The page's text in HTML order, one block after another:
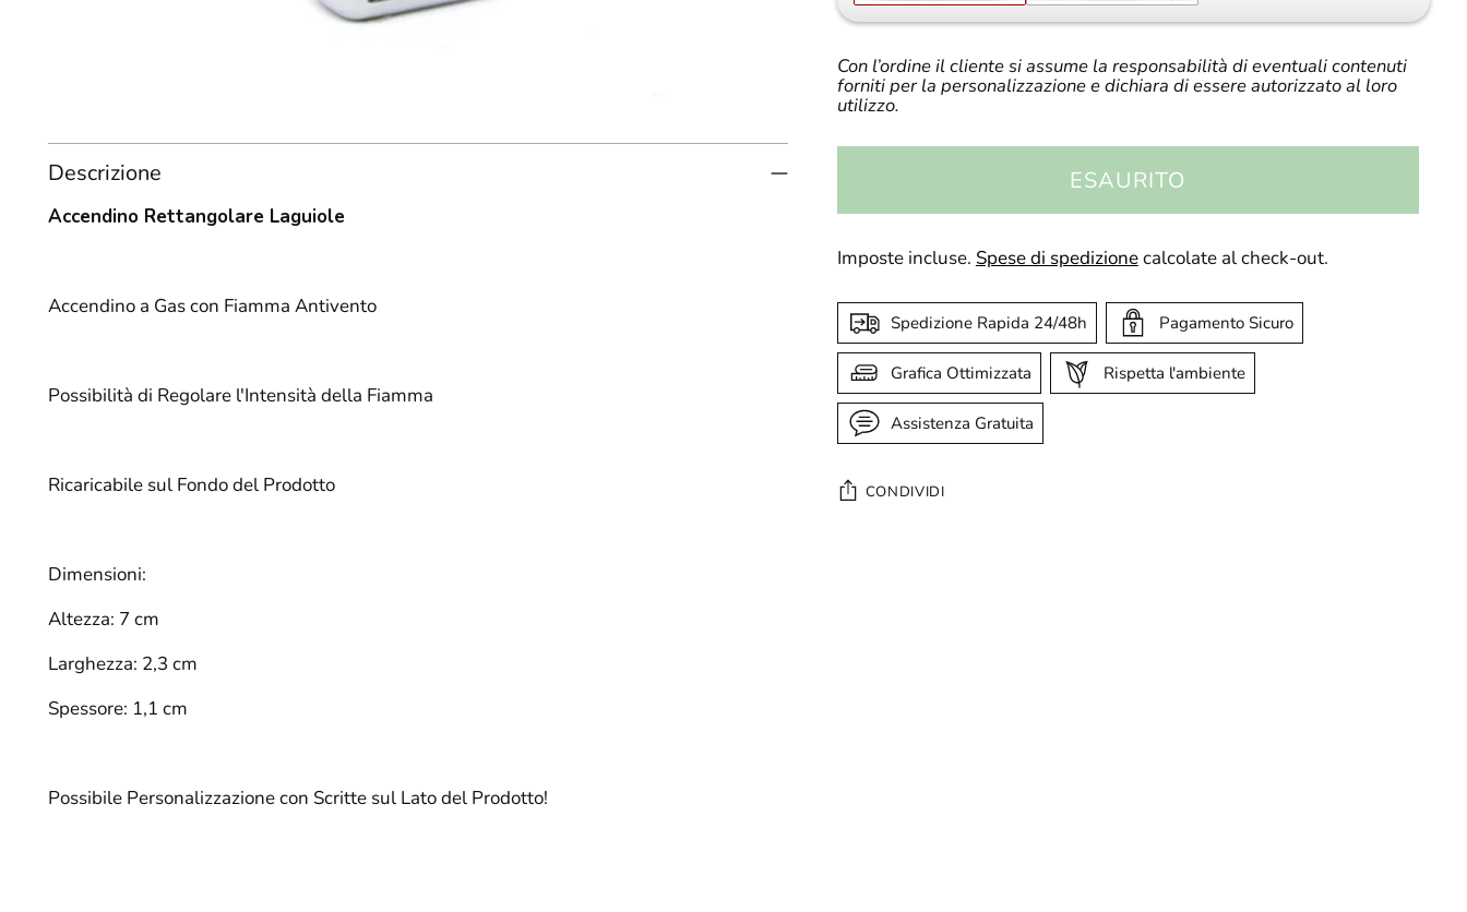
Descrizione
Accendino Rettangolare Laguiole
Accendino a Gas con Fiamma Antivento
Possibilità di Regolare l'Intensità della Fiamma
Ricaricabile sul Fondo del Prodotto
Dimensioni:
Altezza: 7 cm
Larghezza: 2,3 cm
Spessore: 1,1 cm
Possibile Personalizzazione con Scritte sul Lato del Prodotto!
Con l’ordine il cliente si assume la responsabilità di eventuali contenuti
forniti per la personalizzazione e dichiara di essere autorizzato al loro
utilizzo.
ESAURITO
Imposte incluse. Spese di spedizionecalcolate al check-out.
Spedizione Rapida 24/48h Pagamento Sicuro
Grafica Ottimizzata Rispetta l'ambiente
Assistenza Gratuita
CONDIVIDI